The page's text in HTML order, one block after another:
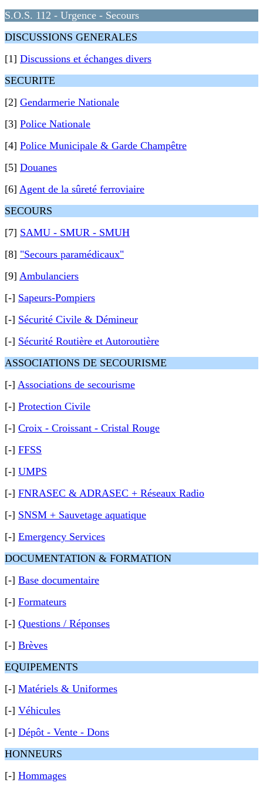
S.O.S. 112 - Urgence - Secours
DISCUSSIONS GENERALES
[1] Discussions et échanges divers
SECURITE
[2] Gendarmerie Nationale
[3] Police Nationale
[4] Police Municipale & Garde Champêtre
[5] Douanes
[6] Agent de la sûreté ferroviaire
SECOURS
[7] SAMU - SMUR - SMUH
[8] "Secours paramédicaux"
[9] Ambulanciers
[-] Sapeurs-Pompiers
[-] Sécurité Civile & Démineur
[-] Sécurité Routière et Autoroutière
ASSOCIATIONS DE SECOURISME
[-] Associations de secourisme
[-] Protection Civile
[-] Croix - Croissant - Cristal Rouge
[-] FFSS
[-] UMPS
[-] FNRASEC & ADRASEC + Réseaux Radio
[-] SNSM + Sauvetage aquatique
[-] Emergency Services
DOCUMENTATION & FORMATION
[-] Base documentaire
[-] Formateurs
[-] Questions / Réponses
[-] Brèves
EQUIPEMENTS
[-] Matériels & Uniformes
[-] Véhicules
[-] Dépôt - Vente - Dons
HONNEURS
[-] Hommages